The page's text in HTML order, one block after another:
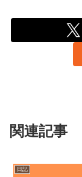
関連記事
日記